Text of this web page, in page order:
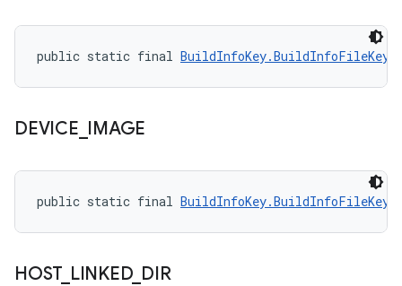
public static final BuildInfoKey.BuildInfoFileKey
DEVICE IMAGE
public static final BuildInfoKey.BuildInfoFileKey
HOST_ LINKED_ DIR